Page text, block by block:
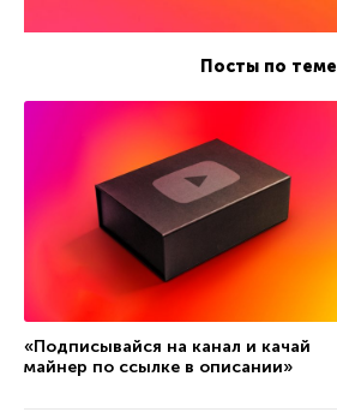
Посты по теме
«Подписывайся на канал и качай
майнер по ссылке в описании»